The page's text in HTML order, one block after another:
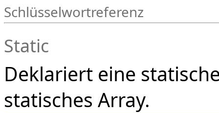
Schlüsselwortreferenz
Static
Deklariert eine
statisches Array.